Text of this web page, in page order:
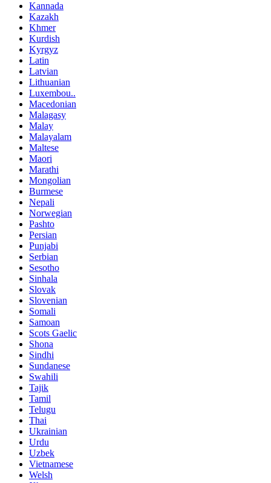
Kannada
Kazakh
Khmer
Kurdish
Kyrgyz
Latin
Latvian
Lithuanian
Luxembou..
Macedonian
Malagasy
Malay
Malayalam
Maltese
Maori
Marathi
Mongolian
Burmese
Nepali
Norwegian
Pashto
Persian
Punjabi
Serbian
Sesotho
Sinhala
Slovak
Slovenian
Somali
Samoan
Scots Gaelic
Shona
Sindhi
Sundanese
Swahili
Tajik
Tamil
Telugu
Thai
Ukrainian
Urdu
Uzbek
Vietnamese
Welsh